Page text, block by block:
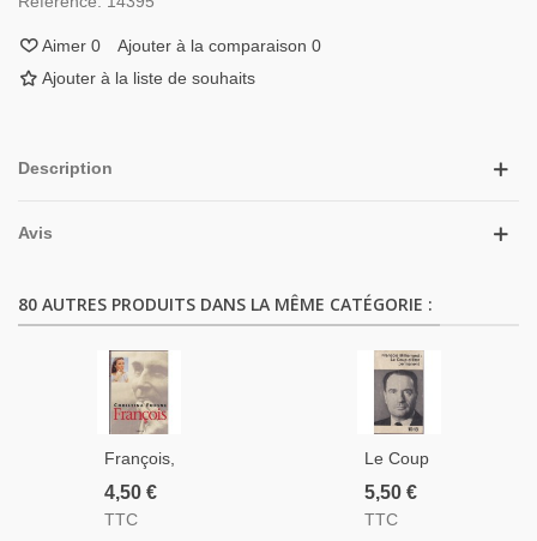
Aimer 0 Ajouter à la comparaison 0
Ajouter à la liste de souhaits
Description
Avis
80 AUTRES PRODUITS DANS LA MÊME CATÉGORIE :
François,
Christina
Forsne,
4,50 €
TTC
Le Coup
D'Etat
Permanent,
5,50 €
TTC